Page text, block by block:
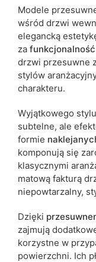
Modele
wśród drzwi
elegancką
za funkcjonalność
drzwi przesuwne
stylów
charakteru.
Wyjątkowego
subtelne, ale
formie
komponują się
klasycznymi
matową fakturą
niepowtarzalny,
Dzięki
zajmują
korzystne w
powierzchni. Ich